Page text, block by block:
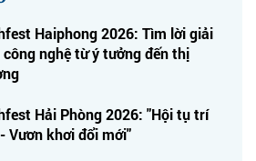
Haiphong 2026: Tìm lời giải
công nghệ từ ý tưởng đến thị
Hải Phòng 2026: "Hội tụ trí
Vươn khơi đổi mới"